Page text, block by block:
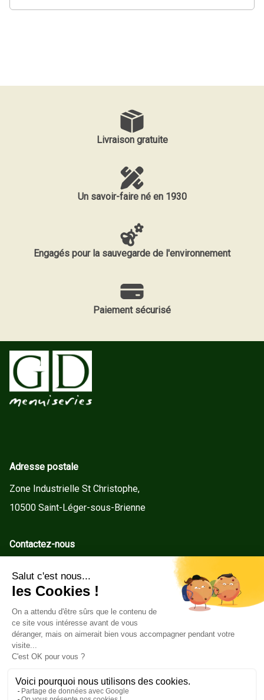
Livraison gratuite
Un savoir-faire né en 1930
Engagés pour la sauvegarde de l'environnement
Paiement sécurisé
Adresse postale
Zone Industrielle St Christophe,
10500 Saint-Léger-sous-Brienne
Contactez-nous
Tel : +33(0)3 25 92 78 60
Service client
Conditions Générales de Vente
Mentions légales
Politique de cookies